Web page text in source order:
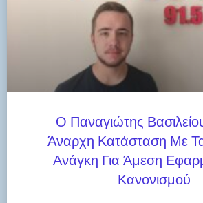
Ο Παναγιώτης
Άναρχη Κατάσταση Με Τα
Ανάγκη Για Άμεση
Κανονισμού